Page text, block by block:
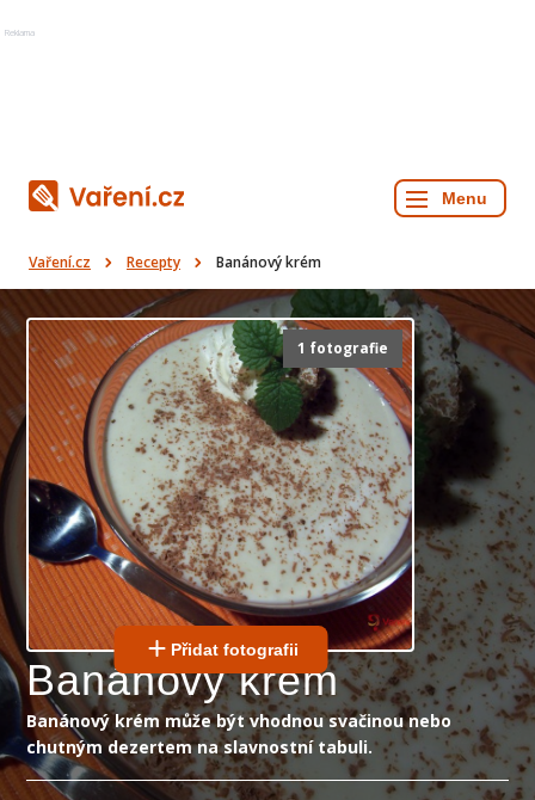
Reklama
Vaření.cz Recepty Banánový krém
1 fotografie
Přidat fotografii
Banánový krém
Banánový krém může být vhodnou svačinou nebo
chutným dezertem na slavnostní tabuli.